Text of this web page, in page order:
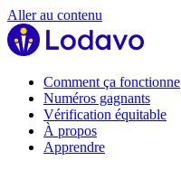
Aller au contenu
Comment ça fonctionne
Numéros gagnants
Vérification équitable
À propos
Apprendre